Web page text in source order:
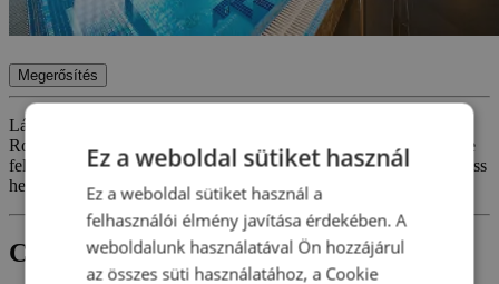
Megerősítés
Látogasson el a Wörthersee-tó közelében található stílusos Hotel
Rocket Roomsba, és kezdje a napot egy finom reggelivel. Fedezze
fel az Alpok lenyűgöző tájait, kiránduljon és élvezze a tökéletes friss
hegyi levegőt.
Csomagtartalom
Ez a weboldal sütiket használ
Ez a weboldal sütiket használ a
felhasználói élmény javítása érdekében. A
weboldalunk használatával Ön hozzájárul
az összes süti használatához, a Cookie